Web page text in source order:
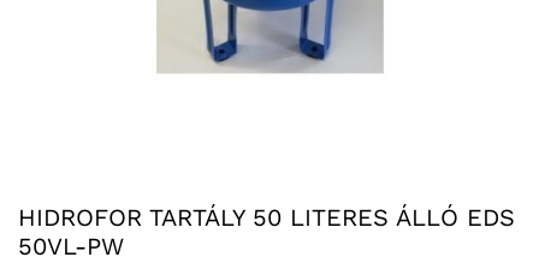
HIDROFOR TARTÁLY 50 LITERES ÁLLÓ EDS
50VL-PW